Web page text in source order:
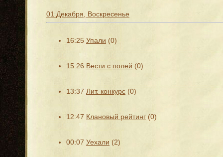
01 Декабря, Воскресенье
16:25 Упали (0)
15:26 Вести с полей (0)
13:37 Лит. конкурс (0)
12:47 Клановый рейтинг (0)
00:07 Уехали (2)